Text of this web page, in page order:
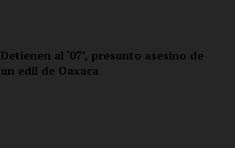
Detienen al ‘07’, presunto asesino de
un edil de Oaxaca